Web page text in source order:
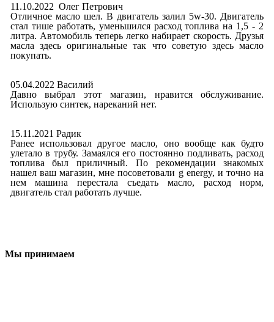
11.10.2022 Олег Петрович
Отличное масло шел. В двигатель залил 5w-30. Двигатель
стал тише работать, уменьшился расход топлива на 1,5 - 2
литра. Автомобиль теперь легко набирает скорость. Друзья
масла здесь оригинальные так что советую здесь масло
покупать.
05.04.2022 Василий
Давно выбрал этот магазин, нравится обслуживание.
Использую синтек, нареканий нет.
15.11.2021 Радик
Ранее использовал другое масло, оно вообще как будто
улетало в трубу. Замаялся его постоянно подливать, расход
топлива был приличный. По рекомендации знакомых
нашел ваш магазин, мне посоветовали g energy, и точно на
нем машина перестала съедать масло, расход норм,
двигатель стал работать лучше.
Мы принимаем